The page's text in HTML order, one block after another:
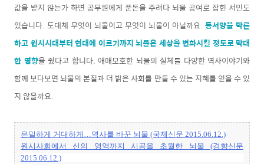
값을 받지 않는가 하면 공무원에게 푼돈을 주려다 뇌물 공여로 잡힌 서민도
있습니다. 도대체 무엇이 뇌물이고 무엇이 뇌물이 아닐까요. 동서양을 막론
하고 원시시대부터 현대에 이르기까지 뇌물은 세상을 변화시킬 정도로 막대
한 영향을 줬다고 합니다. 애매모호한 뇌물의 실체를 다양한 역사이야기와
함께 보다보면 뇌물의 본질과 더 밝은 사회를 만들 수 있는 지혜를 얻을 수 있
지 않을까요.
은밀하게 거대하게…역사를 바꾼 뇌물 (국제신문 2015.06.12.)
원시사회에서 신의 영역까지 시공을 초월한 뇌물 (경향신문
2015.06.12.)